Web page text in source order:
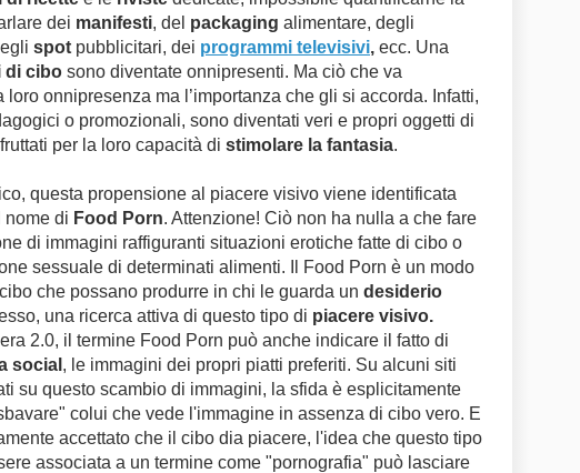
dei manifesti, del packaging alimentare, degli
spot pubblicitari, dei programmi televisivi, ecc. Una
di cibo sono diventate onnipresenti. Ma ciò che va
onnipresenza ma l’importanza che gli si accorda. Infatti,
o promozionali, sono diventati veri e propri oggetti di
per la loro capacità di stimolare la fantasia.
questa propensione al piacere visivo viene identificata
nome di Food Porn. Attenzione! Ciò non ha nulla a che fare
di immagini raffiguranti situazioni erotiche fatte di cibo o
sessuale di determinati alimenti. Il Food Porn è un modo
che possano produrre in chi le guarda un desiderio
una ricerca attiva di questo tipo di piacere visivo.
2.0, il termine Food Porn può anche indicare il fatto di
social , le immagini dei propri piatti preferiti. Su alcuni siti
su questo scambio di immagini, la sfida è esplicitamente
colui che vede l'immagine in assenza di cibo vero. E
accettato che il cibo dia piacere, l'idea che questo tipo
associata a un termine come "pornografia" può lasciare